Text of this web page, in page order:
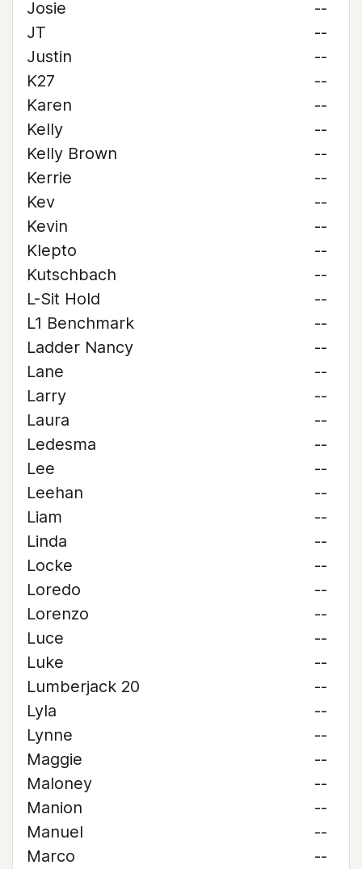
Josie
--
JT
--
Justin
--
K27
--
Karen
--
Kelly
--
Kelly Brown
--
Kerrie
--
Kev
--
Kevin
--
Klepto
--
Kutschbach
--
L-Sit Hold
--
L1 Benchmark
--
Ladder Nancy
--
Lane
--
Larry
--
Laura
--
Ledesma
--
Lee
--
Leehan
--
Liam
--
Linda
--
Locke
--
Loredo
--
Lorenzo
--
Luce
--
Luke
--
Lumberjack 20
--
Lyla
--
Lynne
--
Maggie
--
Maloney
--
Manion
--
Manuel
--
Marco
--